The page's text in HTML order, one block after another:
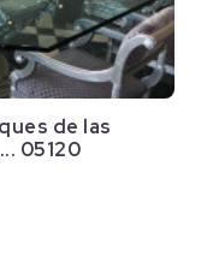
de las
05120